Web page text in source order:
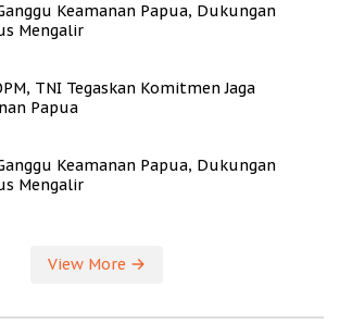
Keamanan Papua, Dukungan
Mengalir
TNI Tegaskan Komitmen Jaga
Papua
Keamanan Papua, Dukungan
Mengalir
View More